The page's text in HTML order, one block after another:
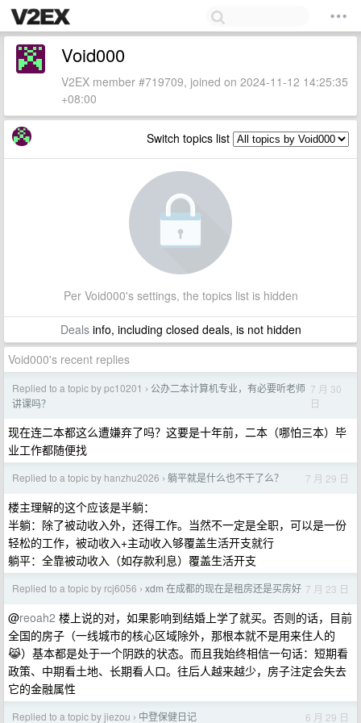
Void000
V2EX member #719709, joined on 2024-11-12 14:25:35
+08:00
Switch topics list
Per Void000's settings, the topics list is hidden
Dealsinfo, including closed deals, is not hidden
Void000's recent replies
Replied to a topic by pc10201 › 公办二本计算机专业，有必要听老师
讲课吗？
7 月 30
日
现在连二本都这么遭嫌弃了吗？这要是十年前，二本（哪怕三本）毕
业工作都随便找
Replied to a topic by hanzhu2026 › 躺平就是什么也不干了么？ 7 月 29 日
楼主理解的这个应该是半躺：
半躺：除了被动收入外，还得工作。当然不一定是全职，可以是一份
轻松的工作，被动收入+主动收入够覆盖生活开支就行
躺平：全靠被动收入（如存款利息）覆盖生活开支
Replied to a topic by rcj6056 › xdm 在成都的现在是租房还是买房好 7 月 23 日
@reoah2 楼上说的对，如果影响到结婚上学了就买。否则的话，目前
全国的房子（一线城市的核心区域除外，那根本就不是用来住人的
😹）基本都是处于一个阴跌的状态。而且我始终相信一句话：短期看
政策、中期看土地、长期看人口。往后人越来越少，房子注定会失去
它的金融属性
Replied to a topic by jiezou › 中登保健日记 6 月 29 日